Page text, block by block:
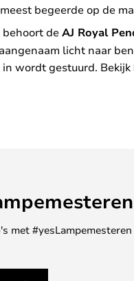
begeerde op de
deAJ Royal
licht naar
wordt gestuurd.
met